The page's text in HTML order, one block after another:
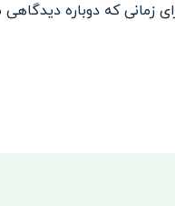
زمانی که دوباره